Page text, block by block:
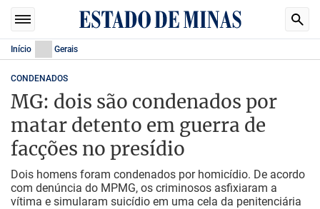
Início Gerais
CONDENADOS
MG: dois são condenados por
matar detento em guerra de
facções no presídio
Dois homens foram condenados por homicídio. De acordo
com denúncia do MPMG, os criminosos asfixiaram a
vítima e simularam suicídio em uma cela da penitenciária